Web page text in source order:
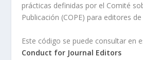
prácticas definidas por el Comité
Publicación (COPE) para editores
Este código se puede consultar en
Conduct for Journal Editors